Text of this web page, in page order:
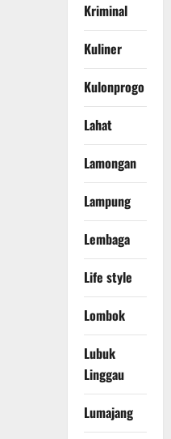
Kriminal
Kuliner
Kulonprogo
Lahat
Lamongan
Lampung
Lembaga
Life style
Lombok
Lubuk
Linggau
Lumajang